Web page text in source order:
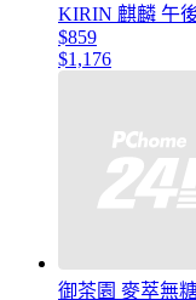
KIRIN 麒麟 午
$859
$1,176
御茶園 麥萃無